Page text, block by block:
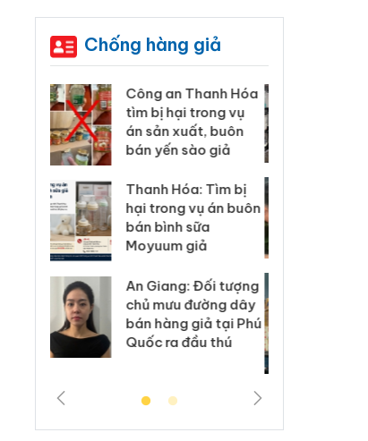
Chống hàng giả
Hóa
vụ
bị
buôn
Lào Cai xử lý 83 vụ vi
phạm thương mại
trong tháng 7
Hưng Yên: Xử lý 6 hộ
kinh doanh bán hàng
giả mạo nhãn hiệu
Adidas, Nike
Cà Mau: Tiêu hủy
công khai hàng ngàn
sản phẩm nhập lậu,
bảo vệ môi trường